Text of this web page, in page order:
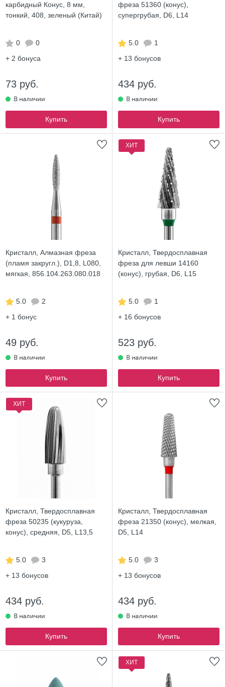
карбидный Конус, 8 мм,
тонкий, 408, зеленый (Китай)
0
0
+ 2 бонуса
73 руб.
Купить
фреза 51360 (конус),
супергрубая, D6, L14
5.0
1
+ 13 бонусов
434 руб.
Купить
Кристалл, Алмазная фреза
(пламя закругл.), D1,8, L080,
мягкая, 856.104.263.080.018
5.0
2
+ 1 бонус
49 руб.
Купить
ХИТ
Кристалл, Твердосплавная
фреза для левши 14160
(конус), грубая, D6, L15
5.0
1
+ 16 бонусов
523 руб.
Купить
ХИТ
Кристалл, Твердосплавная
фреза 50235 (кукуруза,
конус), средняя, D5, L13,5
5.0
3
+ 13 бонусов
434 руб.
Купить
Кристалл, Твердосплавная
фреза 21350 (конус), мелкая,
D5, L14
5.0
3
+ 13 бонусов
434 руб.
Купить
ХИТ